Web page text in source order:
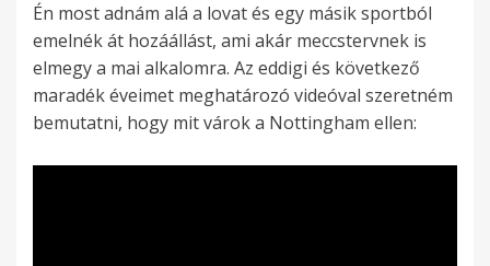
Én most adnám alá a lovat és egy másik sportból
emelnék át hozáállást, ami akár meccstervnek is
elmegy a mai alkalomra. Az eddigi és következő
maradék éveimet meghatározó videóval szeretném
bemutatni, hogy mit várok a Nottingham ellen: